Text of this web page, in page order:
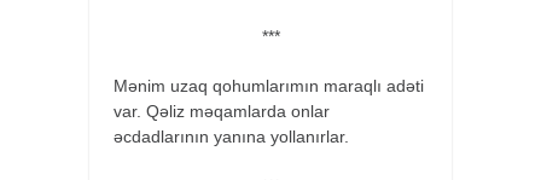
***
Mənim uzaq qohumlarımın maraqlı adəti
var. Qəliz məqamlarda onlar
əcdadlarının yanına yollanırlar.